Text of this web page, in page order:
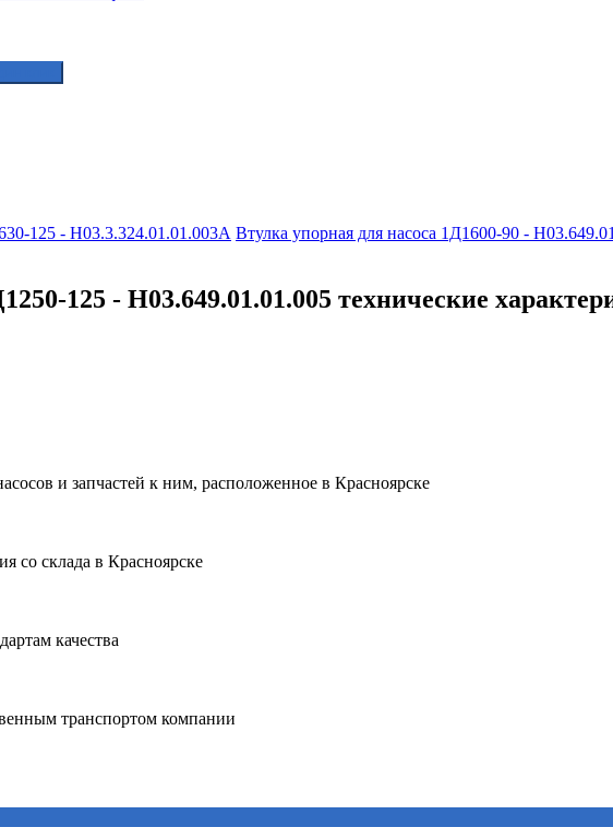
125 - Н03.3.324.01.01.003А Втулка упорная для насоса 1Д1600-90 -
125 - Н03.649.01.01.005 технические